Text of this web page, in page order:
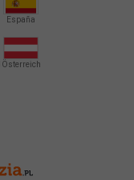
España
Österreich